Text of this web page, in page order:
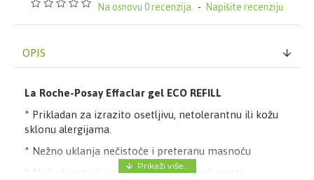
Na osnovu 0 recenzija. - Napišite recenziju
OPIS
La Roche-Posay Effaclar gel ECO REFILL
* Prikladan za izrazito osetljivu, netolerantnu ili kožu
sklonu alergijama.
* Nežno uklanja nečistoće i preteranu masnoću
* Na koži ostavlja osećaj čistoće i osveženosti.